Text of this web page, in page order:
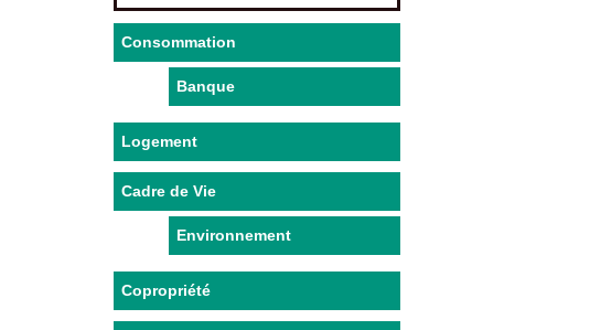
Consommation
Banque
Logement
Cadre de Vie
Environnement
Copropriété